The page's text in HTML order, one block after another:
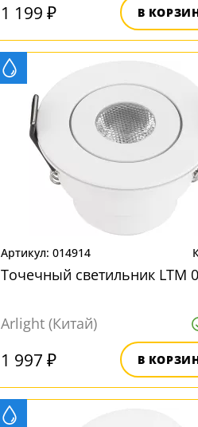
1 199 ₽ В
014914
Точечный светильник LTM
Arlight (Китай)
1 997 ₽ В